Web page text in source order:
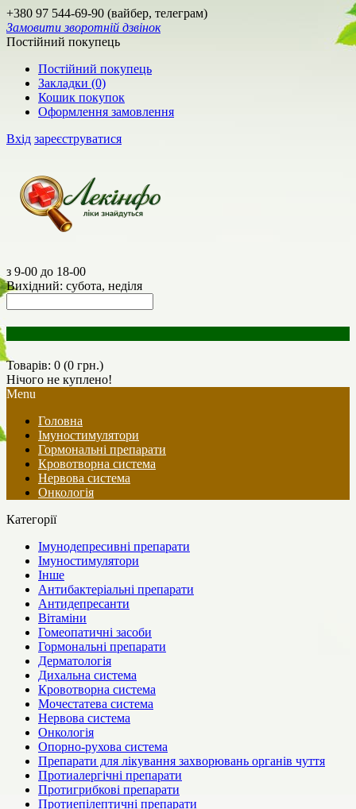
+380 97 544-69-90 (вайбер, телеграм)
Замовити зворотній дзвінок
Постійний покупець
Постійний покупець
Закладки (0)
Кошик покупок
Оформлення замовлення
Вхід зареєструватися
з 9-00 до 18-00
Вихідний: субота, неділя
Товарів: 0 (0 грн.)
Нічого не куплено!
Menu
Головна
Імуностимулятори
Гормональні препарати
Кровотворна система
Нервова система
Онкологія
Категорії
Імунодепресивні препарати
Імуностимулятори
Інше
Антибактеріальні препарати
Антидепресанти
Вітаміни
Гомеопатичні засоби
Гормональні препарати
Дерматологія
Дихальна система
Кровотворна система
Мочестатева система
Нервова система
Онкологія
Опорно-рухова система
Препарати для лікування захворювань органів чуття
Протиалергічні препарати
Протигрибкові препарати
Протиепілептичні препарати